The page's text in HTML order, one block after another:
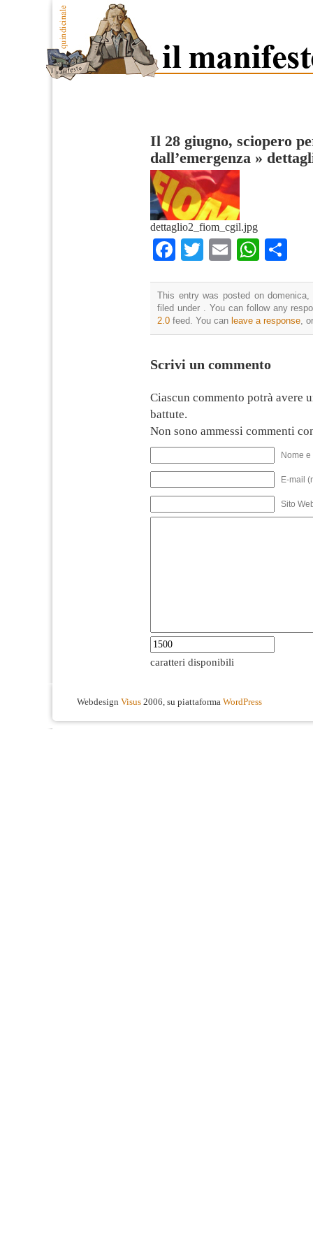
Il 28 giugno, sciopero
dall’emergenza »
dettaglio2_fiom_cgil.jpg
Facebook
TwitterEmail
This entry was posted on
filed under . You can follow any
2.0 feed. You can leave a response,
Scrivi un commento
Ciascun commento potrà avere
battute.
Non sono ammessi commenti
Nome
E-mail
Sito
caratteri disponibili
Webdesign Visus 2006, su piattaforma WordPress